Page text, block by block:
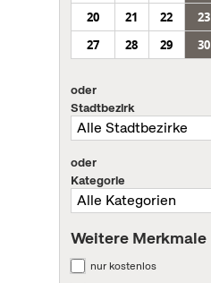
20
21 22 23
27
28 29 30
oder
Stadtbezirk
oder
Kategorie
Weitere Merkmale
nur kostenlos